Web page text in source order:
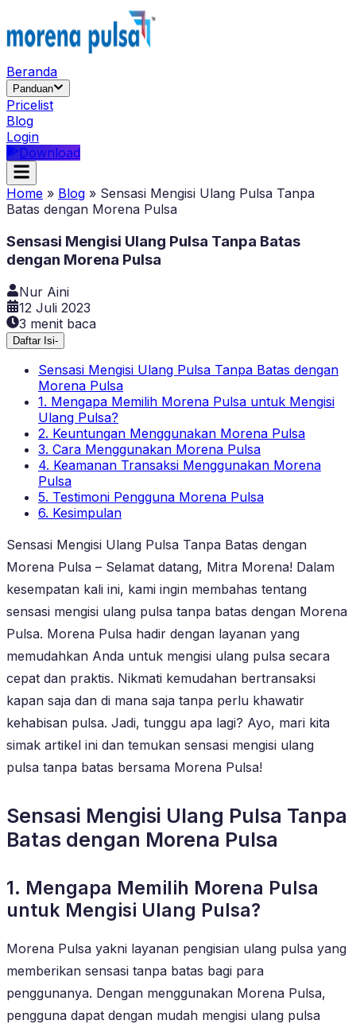
Beranda
Panduan
Pricelist
Blog
Login
Download
Home » Blog » Sensasi Mengisi Ulang Pulsa Tanpa
Batas dengan Morena Pulsa
Sensasi Mengisi Ulang Pulsa Tanpa Batas
dengan Morena Pulsa
Nur Aini
12 Juli 2023
3 menit baca
Daftar Isi-
Sensasi Mengisi Ulang Pulsa Tanpa Batas dengan
Morena Pulsa
1. Mengapa Memilih Morena Pulsa untuk Mengisi
Ulang Pulsa?
2. Keuntungan Menggunakan Morena Pulsa
3. Cara Menggunakan Morena Pulsa
4. Keamanan Transaksi Menggunakan Morena
Pulsa
5. Testimoni Pengguna Morena Pulsa
6. Kesimpulan
Sensasi Mengisi Ulang Pulsa Tanpa Batas dengan
Morena Pulsa – Selamat datang, Mitra Morena! Dalam
kesempatan kali ini, kami ingin membahas tentang
sensasi mengisi ulang pulsa tanpa batas dengan Morena
Pulsa. Morena Pulsa hadir dengan layanan yang
memudahkan Anda untuk mengisi ulang pulsa secara
cepat dan praktis. Nikmati kemudahan bertransaksi
kapan saja dan di mana saja tanpa perlu khawatir
kehabisan pulsa. Jadi, tunggu apa lagi? Ayo, mari kita
simak artikel ini dan temukan sensasi mengisi ulang
pulsa tanpa batas bersama Morena Pulsa!
Sensasi Mengisi Ulang Pulsa Tanpa
Batas dengan Morena Pulsa
1. Mengapa Memilih Morena Pulsa
untuk Mengisi Ulang Pulsa?
Morena Pulsa yakni layanan pengisian ulang pulsa yang
memberikan sensasi tanpa batas bagi para
penggunanya. Dengan menggunakan Morena Pulsa,
pengguna dapat dengan mudah mengisi ulang pulsa